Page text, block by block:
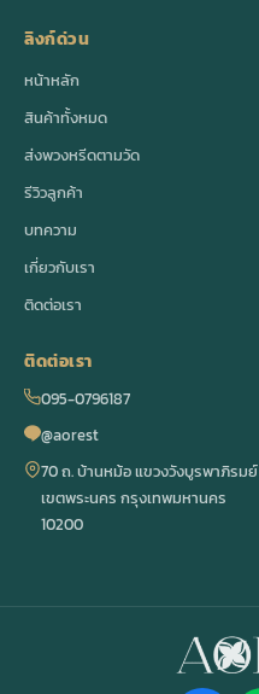
ลิงก์ด่วน
หน้าหลัก
สินค้าทั้งหมด
ส่งพวงหรีดตามวัด
รีวิวลูกค้า
บทความ
เกี่ยวกับเรา
ติดต่อเรา
ติดต่อเรา
095-0796187
@aorest
70 ถ. บ้านหม้อ แขวงวังบูรพาภิรมย์
เขตพระนคร กรุงเทพมหานคร
10200